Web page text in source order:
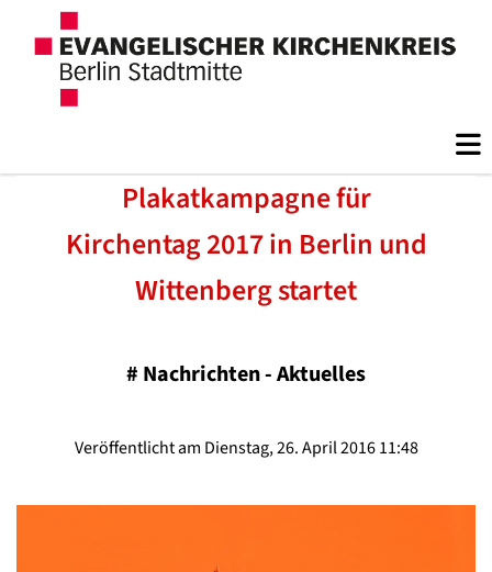
Plakatkampagne für
Kirchentag 2017 in Berlin und
Wittenberg startet
# Nachrichten - Aktuelles
Veröffentlicht am Dienstag, 26. April 2016 11:48